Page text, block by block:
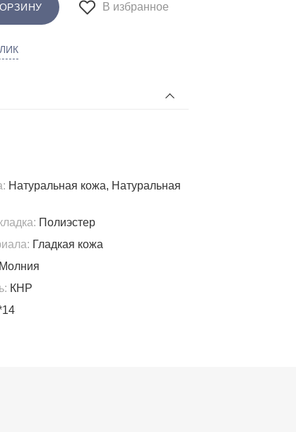
В избранное
Натуральная кожа, Натуральная
Полиэстер
Гладкая кожа
Молния
КНР